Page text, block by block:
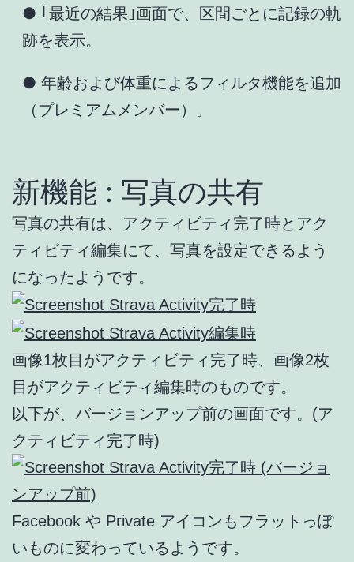
● ｢最近の結果｣画面で、区間ごとに記録の軌
跡を表示。
● 年齢および体重によるフィルタ機能を追加
（プレミアムメンバー）。
新機能 : 写真の共有
写真の共有は、アクティビティ完了時とアク
ティビティ編集にて、写真を設定できるよう
になったようです。
画像1枚目がアクティビティ完了時、画像2枚
目がアクティビティ編集時のものです。
以下が、バージョンアップ前の画面です。(ア
クティビティ完了時)
Facebook や Private アイコンもフラットっぽ
いものに変わっているようです。